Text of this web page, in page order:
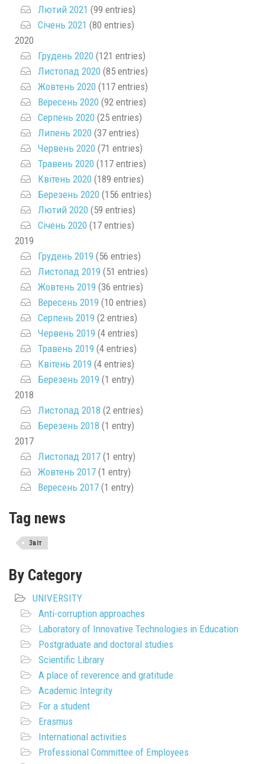
Лютий 2021 (99 entries)
Січень 2021 (80 entries)
2020
Грудень 2020 (121 entries)
Листопад 2020 (85 entries)
Жовтень 2020 (117 entries)
Вересень 2020 (92 entries)
Серпень 2020 (25 entries)
Липень 2020 (37 entries)
Червень 2020 (71 entries)
Травень 2020 (117 entries)
Квітень 2020 (189 entries)
Березень 2020 (156 entries)
Лютий 2020 (59 entries)
Січень 2020 (17 entries)
2019
Грудень 2019 (56 entries)
Листопад 2019 (51 entries)
Жовтень 2019 (36 entries)
Вересень 2019 (10 entries)
Серпень 2019 (2 entries)
Червень 2019 (4 entries)
Травень 2019 (4 entries)
Квітень 2019 (4 entries)
Березень 2019 (1 entry)
2018
Листопад 2018 (2 entries)
Березень 2018 (1 entry)
2017
Листопад 2017 (1 entry)
Жовтень 2017 (1 entry)
Вересень 2017 (1 entry)
Tag news
Звіт
By Category
UNIVERSITY
Anti-corruption approaches
Laboratory of Innovative Technologies in Education
Postgraduate and doctoral studies
Scientific Library
A place of reverence and gratitude
Academic Integrity
For a student
Erasmus
International activities
Professional Committee of Employees